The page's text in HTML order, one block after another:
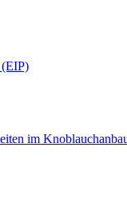
(EIP)
im